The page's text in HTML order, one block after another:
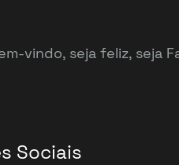
vindo, seja feliz, seja
Sociais